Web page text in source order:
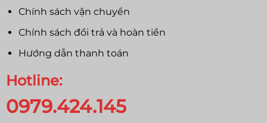
Chính sách vận chuyển
Chính sách đổi trả và hoàn tiền
Hướng dẫn thanh toán
Hotline:
0979.424.145